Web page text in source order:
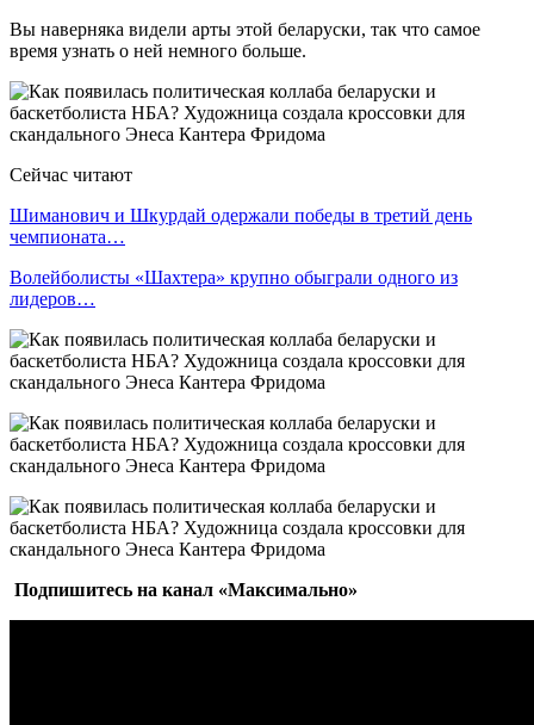
Вы наверняка видели арты этой беларуски, так что самое
время узнать о ней немного больше.
Сейчас читают
Шиманович и Шкурдай одержали победы в третий день
чемпионата…
Волейболисты «Шахтера» крупно обыграли одного из
лидеров…
Подпишитесь на канал «Максимально»